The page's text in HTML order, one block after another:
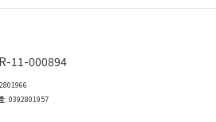
11-000894
: 0392801957